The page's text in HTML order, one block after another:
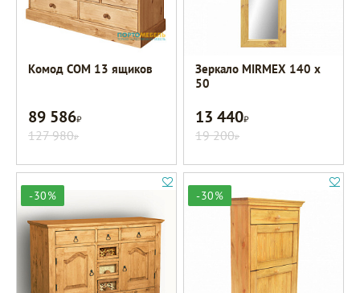
Комод COM 13 ящиков
89 586Р
127 980Р
Зеркало MIRMEX 140 х
50
13 440Р
19 200Р
-30% -30%